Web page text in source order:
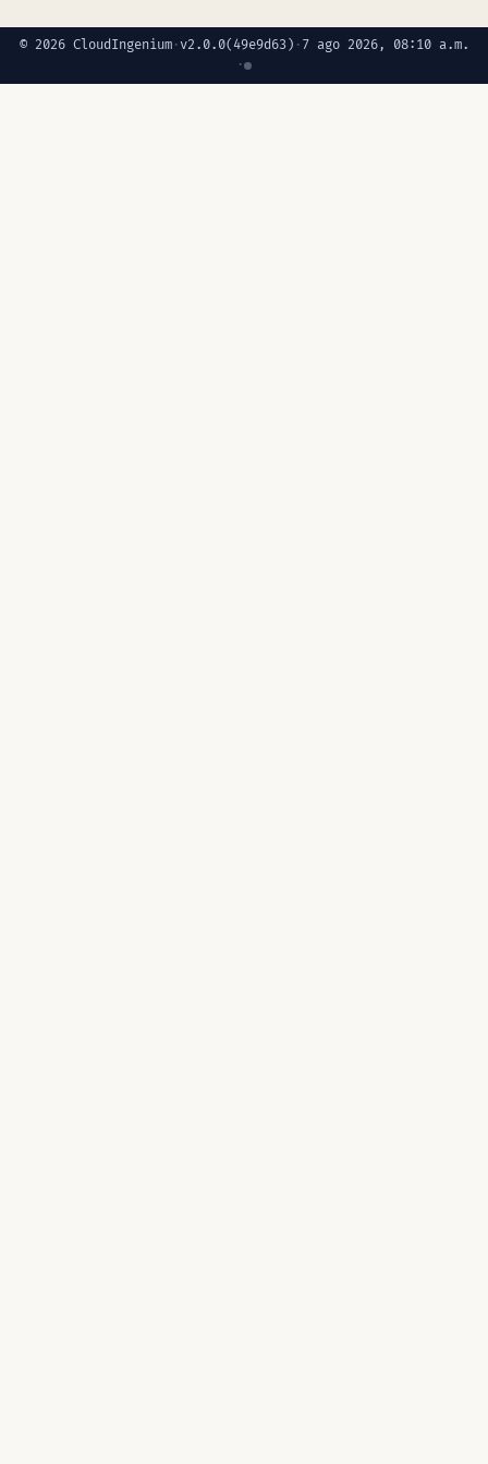
© 2026 CloudIngenium· v2.0.0(49e9d63) · 7 ago 2026, 08:10 a.m.
·